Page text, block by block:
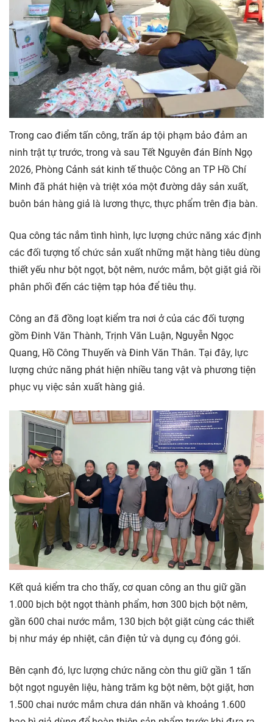
Trong cao điểm tấn công, trấn áp tội phạm bảo đảm an
ninh trật tự trước, trong và sau Tết Nguyên đán Bính Ngọ
2026, Phòng Cảnh sát kinh tế thuộc Công an TP Hồ Chí
Minh đã phát hiện và triệt xóa một đường dây sản xuất,
buôn bán hàng giả là lương thực, thực phẩm trên địa bàn.
Qua công tác nắm tình hình, lực lượng chức năng xác định
các đối tượng tổ chức sản xuất những mặt hàng tiêu dùng
thiết yếu như bột ngọt, bột nêm, nước mắm, bột giặt giả rồi
phân phối đến các tiệm tạp hóa để tiêu thụ.
Công an đã đồng loạt kiểm tra nơi ở của các đối tượng
gồm Đinh Văn Thành, Trịnh Văn Luận, Nguyễn Ngọc
Quang, Hồ Công Thuyến và Đinh Văn Thân. Tại đây, lực
lượng chức năng phát hiện nhiều tang vật và phương tiện
phục vụ việc sản xuất hàng giả.
Kết quả kiểm tra cho thấy, cơ quan công an thu giữ gần
1.000 bịch bột ngọt thành phẩm, hơn 300 bịch bột nêm,
gần 600 chai nước mắm, 130 bịch bột giặt cùng các thiết
bị như máy ép nhiệt, cân điện tử và dụng cụ đóng gói.
Bên cạnh đó, lực lượng chức năng còn thu giữ gần 1 tấn
bột ngọt nguyên liệu, hàng trăm kg bột nêm, bột giặt, hơn
1.500 chai nước mắm chưa dán nhãn và khoảng 1.600